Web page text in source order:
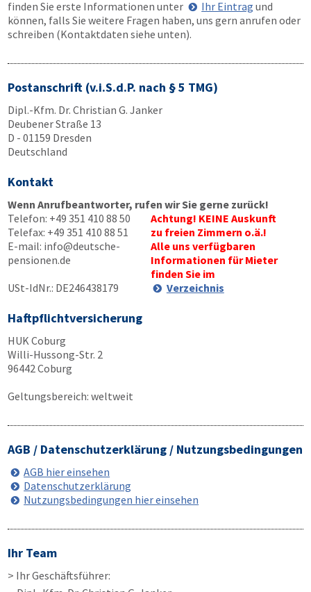
finden Sie erste Informationen unter
Ihr Eintrag und
können, falls Sie weitere Fragen haben, uns gern anrufen oder
schreiben (Kontaktdaten siehe unten).
Postanschrift (v.i.S.d.P. nach § 5 TMG)
Dipl.-Kfm. Dr. Christian G. Janker
Deubener Straße 13
D - 01159 Dresden
Deutschland
Kontakt
Wenn Anrufbeantworter, rufen wir Sie gerne zurück!
Telefon: +49 351 410 88 50
Telefax: +49 351 410 88 51
E-mail: info@deutsche-
pensionen.de
USt-IdNr.: DE246438179
Achtung! KEINE Auskunft
zu freien Zimmern o.ä.!
Alle uns verfügbaren
Informationen für Mieter
finden Sie im
Verzeichnis
Haftpflichtversicherung
HUK Coburg
Willi-Hussong-Str. 2
96442 Coburg
Geltungsbereich: weltweit
AGB / Datenschutzerklärung / Nutzungsbedingungen
AGB hier einsehen
Datenschutzerklärung
Nutzungsbedingungen hier einsehen
Ihr Team
> Ihr Geschäftsführer: